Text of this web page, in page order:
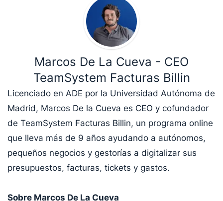
Marcos De La Cueva - CEO
TeamSystem Facturas Billin
Licenciado en ADE por la Universidad Autónoma de
Madrid, Marcos De la Cueva es CEO y cofundador
de TeamSystem Facturas Billin, un programa online
que lleva más de 9 años ayudando a autónomos,
pequeños negocios y gestorías a digitalizar sus
presupuestos, facturas, tickets y gastos.
Sobre Marcos De La Cueva